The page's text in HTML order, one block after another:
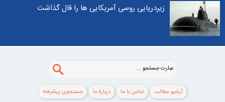
زیردریایی روسی آمریکایی ها را قال گذاشت
آرشیو مطالب تماس با ما دربارۀ ما جستجوی پيشرفته